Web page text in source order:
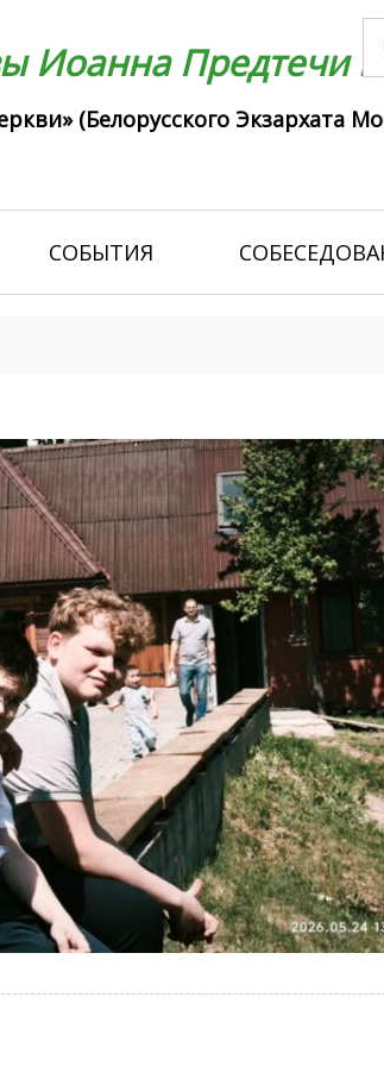
Иоанна Предтечи
(Белорусского Экзархата
СОБЫТИЯ